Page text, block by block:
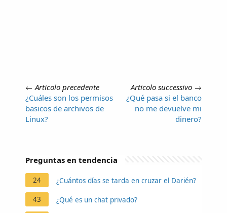
← Articolo precedente
¿Cuáles son los permisos
basicos de archivos de
Linux?
Articolo successivo →
¿Qué pasa si el banco
no me devuelve mi
dinero?
Preguntas en tendencia
24 ¿Cuántos días se tarda en cruzar el Darién?
43 ¿Qué es un chat privado?